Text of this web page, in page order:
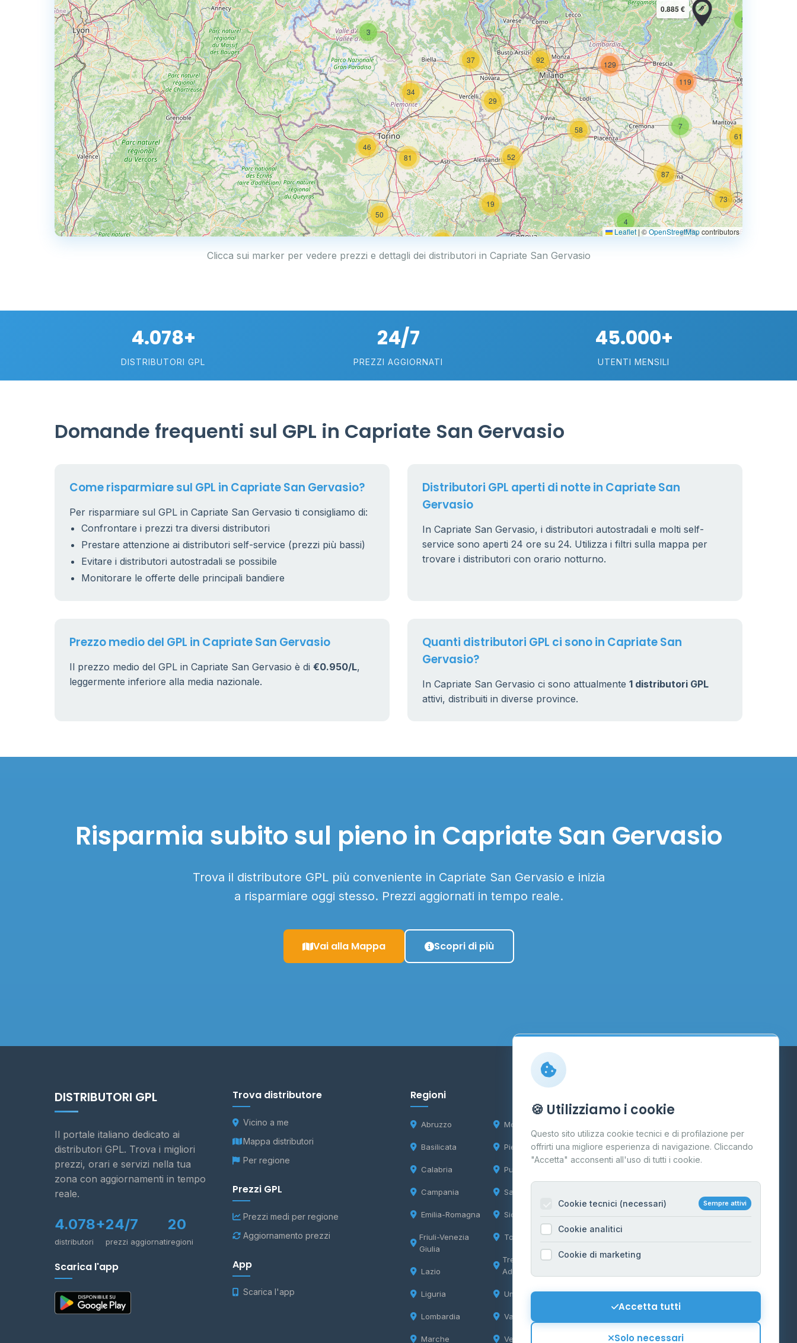
34
3
37
46
50
29
19
52
81
5
4
87
92
58 7
129
119
61
73
21
0.885 €
0.769 €
Leaflet | ©OpenStreetMapcontributors
Clicca sui marker per vedere prezzi e dettagli dei distributori in Capriate San Gervasio
4.078+
DISTRIBUTORI GPL
24/7
PREZZI AGGIORNATI
45.000+
UTENTI MENSILI
Domande frequenti sul GPL in Capriate San Gervasio
Come risparmiare sul GPL in Capriate San Gervasio?
Per risparmiare sul GPL in Capriate San Gervasio ti consigliamo di:
Confrontare i prezzi tra diversi distributori
Prestare attenzione ai distributori self-service (prezzi più bassi)
Evitare i distributori autostradali se possibile
Monitorare le offerte delle principali bandiere
Distributori GPL aperti di notte in Capriate San
Gervasio
In Capriate San Gervasio, i distributori autostradali e molti self-
service sono aperti 24 ore su 24. Utilizza i filtri sulla mappa per
trovare i distributori con orario notturno.
Prezzo medio del GPL in Capriate San Gervasio
Il prezzo medio del GPL in Capriate San Gervasio è di €0.950/L,
leggermente inferiore alla media nazionale.
Quanti distributori GPL ci sono in Capriate San
Gervasio?
In Capriate San Gervasio ci sono attualmente 1 distributori GPL
attivi, distribuiti in diverse province.
Risparmia subito sul pieno in Capriate San Gervasio
Trova il distributore GPL più conveniente in Capriate San Gervasio e inizia
a risparmiare oggi stesso. Prezzi aggiornati in tempo reale.
Vai alla Mappa Scopri di più
DISTRIBUTORI GPL
Il portale italiano dedicato ai
distributori GPL. Trova i migliori
prezzi, orari e servizi nella tua
zona con aggiornamenti in tempo
reale.
4.078+
distributori
24/7
prezzi aggiornati
20
regioni
Scarica l'app
Trova distributore
Vicino a me
Mappa distributori
Per regione
Prezzi GPL
Prezzi medi per regione
Aggiornamento prezzi
App
Scarica l'app
Regioni
Abruzzo
Basilicata
Calabria
Campania
Emilia-Romagna
Friuli-Venezia
Giulia
Lazio
Liguria
Lombardia
Marche
Molise
Piemonte
Puglia
Sardegna
Sicilia
Toscana
Trentino-Alto
Adige
Umbria
Valle d'Aosta
Veneto
Contatti
Per gestori
Informazioni legali
Privacy Policy
Cookie Policy
Mappa del sito
Contattaci
🍪 Utilizziamo i cookie
Questo sito utilizza cookie tecnici e di profilazione per
offrirti una migliore esperienza di navigazione. Cliccando
"Accetta" acconsenti all'uso di tutti i cookie.
Cookie tecnici (necessari) Sempre attivi
Cookie analitici
Cookie di marketing
Accetta tutti
Solo necessari